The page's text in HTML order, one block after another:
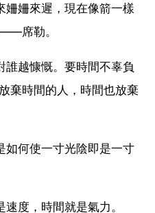
姍姍來遲，現在像箭一樣
席勒。
誰越慷慨。要時間不辜負
棄時間的人，時間也放棄
如何使一寸光陰即是一寸
度，時間就是氣力。